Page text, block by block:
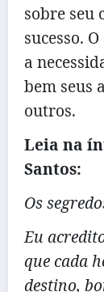
sobre seu
sucesso.
a
bem seus
outros.
Leia na
Santos:
Os
Eu
que cada
destino,